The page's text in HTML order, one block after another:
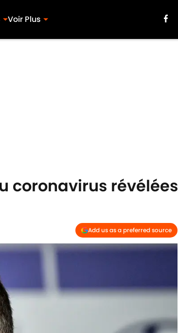
Voir Plus
coronavirus révélées
Add us as a preferred source